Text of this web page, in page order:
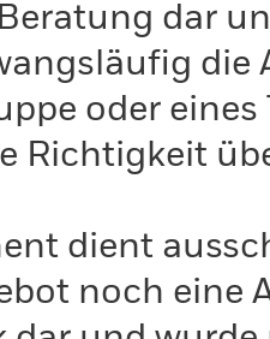
dar
die
oder
Richtigkeit
dient
noch eine